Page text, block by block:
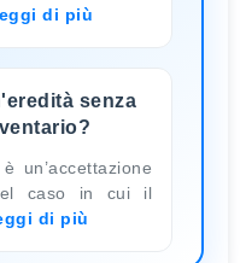
di più
senza
un’accettazione
caso in cui il
di più